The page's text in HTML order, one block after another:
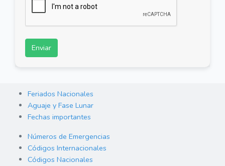
Enviar
Feriados Nacionales
Aguaje y Fase Lunar
Fechas importantes
Números de Emergencias
Códigos Internacionales
Códigos Nacionales